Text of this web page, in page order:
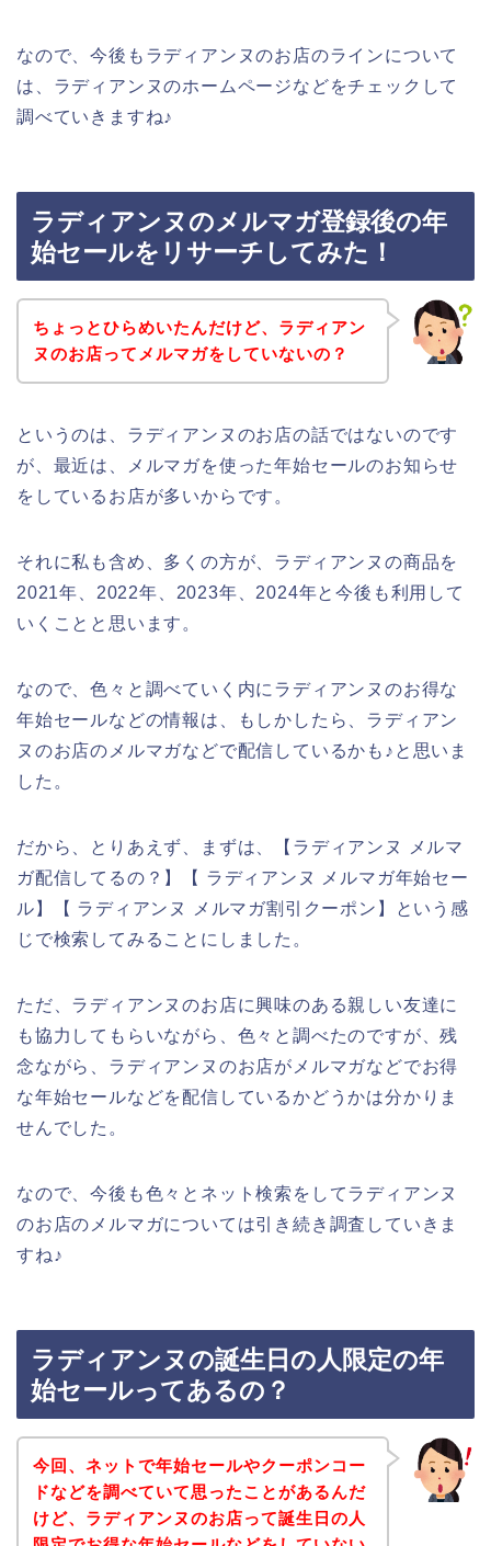
なので、今後もラディアンヌのお店のラインについて
は、ラディアンヌのホームページなどをチェックして
調べていきますね♪
ラディアンヌのメルマガ登録後の年
始セールをリサーチしてみた！
ちょっとひらめいたんだけど、ラディアン
ヌのお店ってメルマガをしていないの？
というのは、ラディアンヌのお店の話ではないのです
が、最近は、メルマガを使った年始セールのお知らせ
をしているお店が多いからです。
それに私も含め、多くの方が、ラディアンヌの商品を
2021年、2022年、2023年、2024年と今後も利用して
いくことと思います。
なので、色々と調べていく内にラディアンヌのお得な
年始セールなどの情報は、もしかしたら、ラディアン
ヌのお店のメルマガなどで配信しているかも♪と思いま
した。
だから、とりあえず、まずは、【ラディアンヌ メルマ
ガ配信してるの？】【 ラディアンヌ メルマガ年始セー
ル】【 ラディアンヌ メルマガ割引クーポン】という感
じで検索してみることにしました。
ただ、ラディアンヌのお店に興味のある親しい友達に
も協力してもらいながら、色々と調べたのですが、残
念ながら、ラディアンヌのお店がメルマガなどでお得
な年始セールなどを配信しているかどうかは分かりま
せんでした。
なので、今後も色々とネット検索をしてラディアンヌ
のお店のメルマガについては引き続き調査していきま
すね♪
ラディアンヌの誕生日の人限定の年
始セールってあるの？
今回、ネットで年始セールやクーポンコー
ドなどを調べていて思ったことがあるんだ
けど、ラディアンヌのお店って誕生日の人